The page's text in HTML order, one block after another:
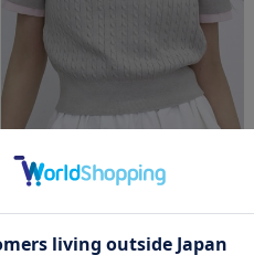
ケーブルニットプルオーバー